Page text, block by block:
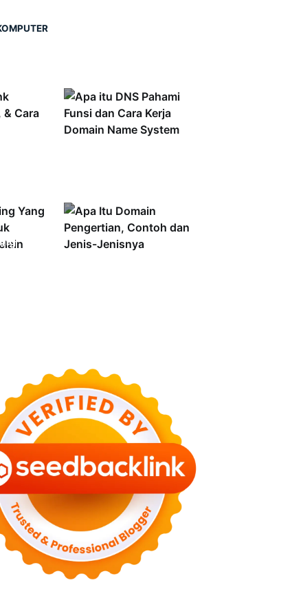
Apa itu DNS? Pahami
Web
Apa Itu Domain?